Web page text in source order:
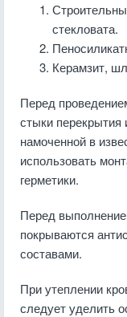
стекловата.
Керамзит,
Перед
стыки
намоченной в
использовать
герметики.
Перед
покрываются
составами.
При утеплении
следует уделить